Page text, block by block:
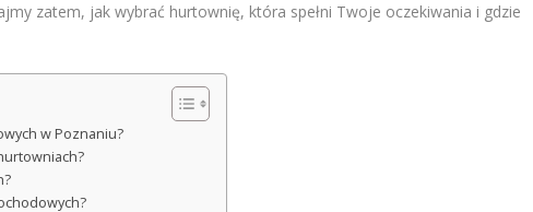
zatem, jak wybrać hurtownię, która spełni Twoje oczekiwania i gdzie
w Poznaniu?